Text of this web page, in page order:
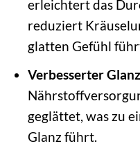
erleichtert das
reduziert
glatten Gefühl
Verbesserter
geglättet, was zu
Glanz führt.